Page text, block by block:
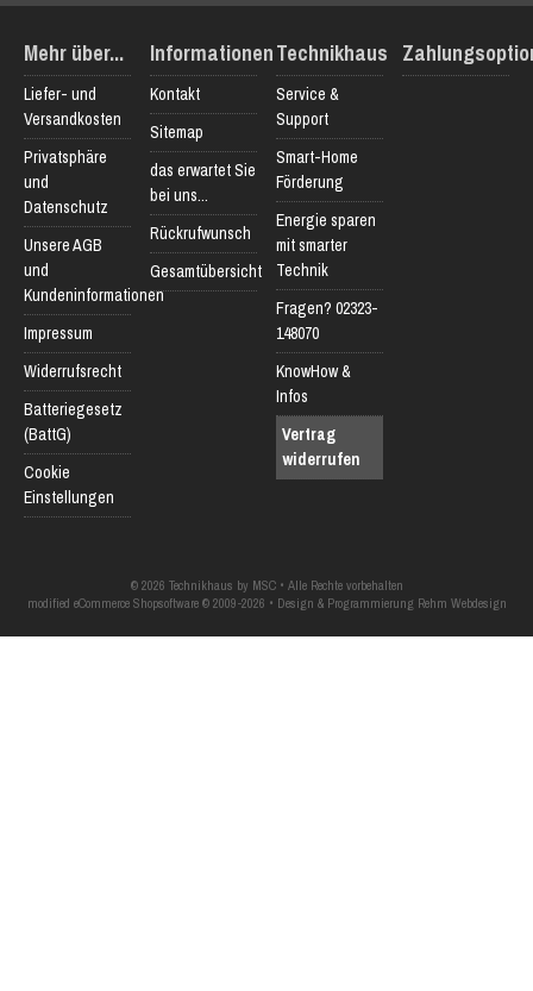
Mehr über...
Liefer- und
Versandkosten
Privatsphäre
und
Datenschutz
Unsere AGB
und
Kundeninformationen
Impressum
Widerrufsrecht
Batteriegesetz
(BattG)
Cookie
Einstellungen
Informationen
Kontakt
Sitemap
das erwartet Sie
bei uns...
Rückrufwunsch
Gesamtübersicht
Technikhaus
Service &
Support
Smart-Home
Förderung
Energie sparen
mit smarter
Technik
Fragen? 02323-
148070
KnowHow &
Infos
Vertrag
widerrufen
© 2026 Technikhaus by MSC • Alle Rechte vorbehalten
modified eCommerce Shopsoftware © 2009-2026 • Design & Programmierung Rehm Webdesign